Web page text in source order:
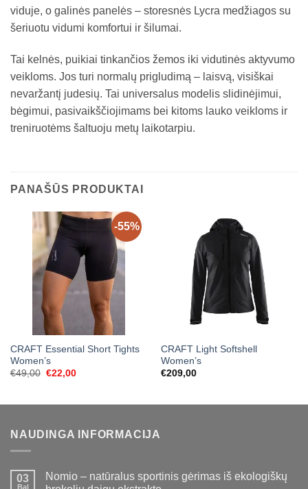
viduje, o galinės panelės – storesnės Lycra medžiagos su
šeriuotu vidumi komfortui ir šilumai.
Tai kelnės, puikiai tinkančios žemos iki vidutinės aktyvumo
veikloms. Jos turi normalų prigludimą – laisvą, visiškai
nevaržantį judesių. Tai universalus modelis slidinėjimui,
bėgimui, pasivaikščiojimams bei kitoms lauko veikloms ir
treniruotėms šaltuoju metų laikotarpiu.
PANAŠŪS PRODUKTAI
-55%
CRAFT Essential Short Tights
Women’s
€49,00 Original
€22,00Current
CRAFT Light Softshell
Women’s
€209,00
NAUDINGA INFORMACIJA
03
Bal
Nomio – natūralus sportinis gėrimas iš ekologiškų